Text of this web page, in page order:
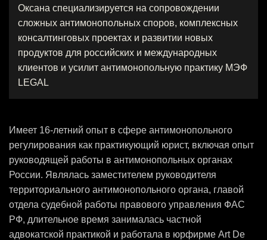
Оксана специализируется на сопровождении
сложных антимонопольных споров, комплексных
консалтинговых проектах и развитии новых
продуктов для российских и международных
клиентов и усилит антимонопольную практику МЭФ
LEGAL
Имеет 16-летний опыт в сфере антимонопольного
регулирования как практикующий юрист, включая опыт
руководящей работы в антимонопольных органах
России. Являлась заместителем руководителя
территориального антимонопольного органа, главой
отдела судебной работы правового управления ФАС
РФ, длительное время занималась частной
адвокатской практикой и работала в юрфирме Art De